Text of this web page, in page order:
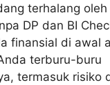
terhalang oleh
DP dan BI
finansial di awal
terburu-buru
termasuk risiko